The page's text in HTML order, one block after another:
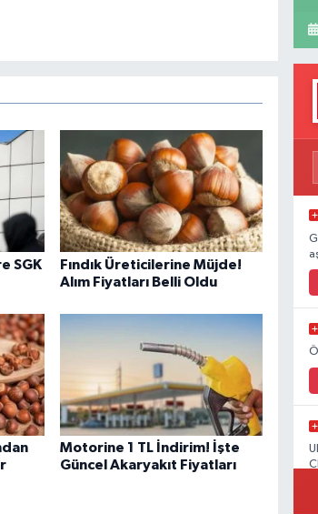
SGK
Fındık Üreticilerine Müjde!
Alım Fiyatları Belli Oldu
Motorine 1 TL İndirim! İşte
Güncel Akaryakıt Fiyatları